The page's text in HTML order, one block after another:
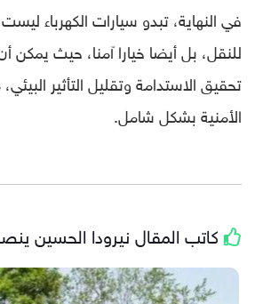
في النهاية، تبدو سيارات الكهرباء
للنقل، بل أيضا خيارا آمنا، حيث يمكن
تحقيق الاستدامة وتقليل التأثير
الأمنية بشكل شامل.
كاتب المقال نيرودا الحسين